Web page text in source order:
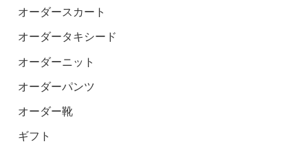
オーダースカート
オーダータキシード
オーダーニット
オーダーパンツ
オーダー靴
ギフト